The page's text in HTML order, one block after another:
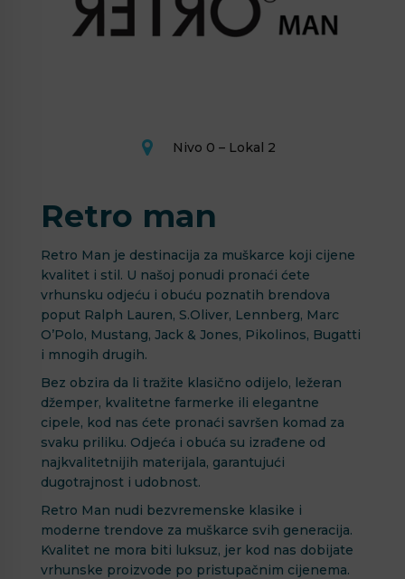
Nivo 0 – Lokal 2
Retro man
Retro Man je destinacija za muškarce koji cijene
kvalitet i stil. U našoj ponudi pronaći ćete
vrhunsku odjeću i obuću poznatih brendova
poput Ralph Lauren, S.Oliver, Lennberg, Marc
O’Polo, Mustang, Jack & Jones, Pikolinos, Bugatti
i mnogih drugih.
Bez obzira da li tražite klasično odijelo, ležeran
džemper, kvalitetne farmerke ili elegantne
cipele, kod nas ćete pronaći savršen komad za
svaku priliku. Odjeća i obuća su izrađene od
najkvalitetnijih materijala, garantujući
dugotrajnost i udobnost.
Retro Man nudi bezvremenske klasike i
moderne trendove za muškarce svih generacija.
Kvalitet ne mora biti luksuz, jer kod nas dobijate
vrhunske proizvode po pristupačnim cijenema.